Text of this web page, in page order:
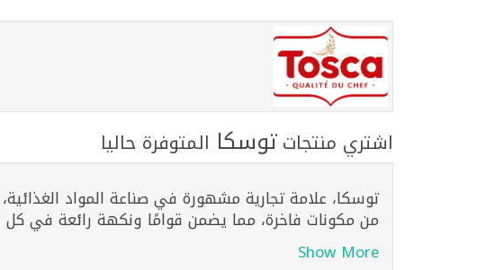
اشتري منتجاتتوسكا المتوفرة حاليا
توسكا، علامة تجارية مشهورة في صناعة المواد
من مكونات فاخرة، مما يضمن قوامًا ونكهة رائعة في
Show More